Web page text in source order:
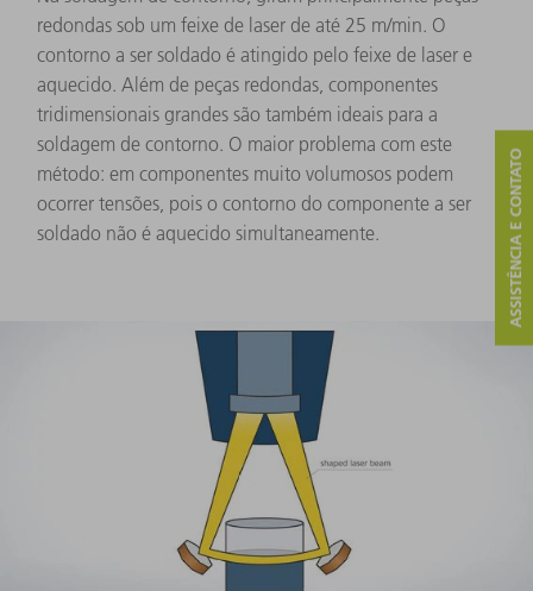
redondas sob um feixe de laser de até 25 m/min. O
contorno a ser soldado é atingido pelo feixe de laser e
aquecido. Além de peças redondas, componentes
tridimensionais grandes são também ideais para a
soldagem de contorno. O maior problema com este
método: em componentes muito volumosos podem
ocorrer tensões, pois o contorno do componente a ser
soldado não é aquecido simultaneamente.
ASSISTÊNCIA E CONTATO